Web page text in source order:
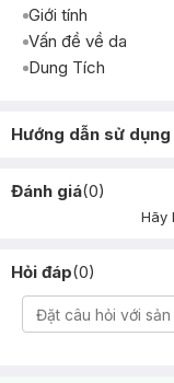
Giới tính
Vấn đề về da
Dung Tích
Hướng dẫn sử dụng
Đánh giá(0)
Hãy
Hỏi đáp(0)